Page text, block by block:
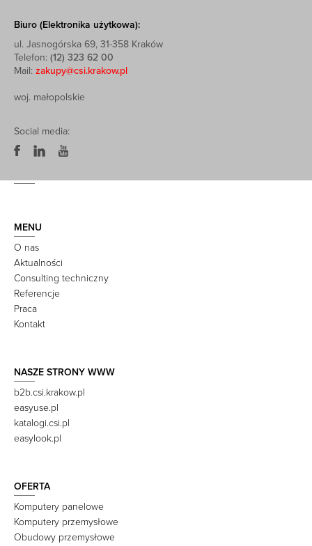
Biuro (Elektronika użytkowa):
ul. Jasnogórska 69, 31-358 Kraków
Telefon: (12) 323 62 00
Mail: zakupy@csi.krakow.pl
woj. małopolskie
Social media:
MENU
O nas
Aktualności
Consulting techniczny
Referencje
Praca
Kontakt
NASZE STRONY WWW
b2b.csi.krakow.pl
easyuse.pl
katalogi.csi.pl
easylook.pl
OFERTA
Komputery panelowe
Komputery przemysłowe
Obudowy przemysłowe